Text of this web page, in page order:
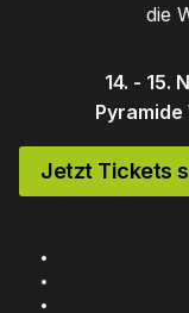
die
14. - 15.
Jetzt Tickets